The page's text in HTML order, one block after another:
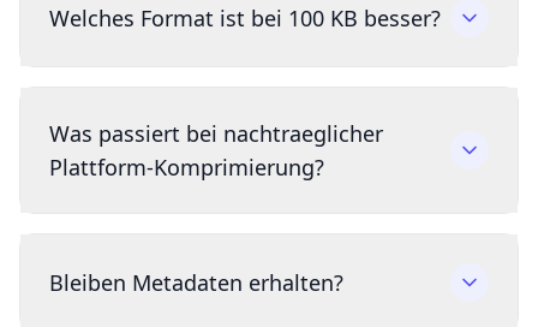
Welches Format ist bei 100 KB besser?
Was passiert bei nachtraeglicher
Plattform-Komprimierung?
Bleiben Metadaten erhalten?